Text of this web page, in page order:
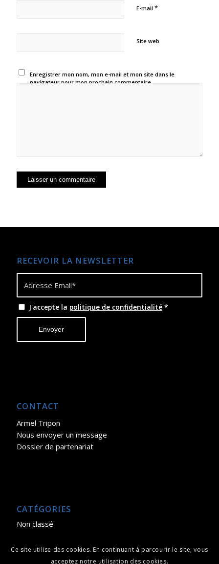
E-mail *
Site web
Enregistrer mon nom, mon e-mail et mon site dans le
navigateur pour mon prochain commentaire.
RECEVOIR LA NEWSLETTER
J'accepte la politique de confidentialité *
CONTACT
Armel Tripon
Nous envoyer un message
Dossier de partenariat
CATÉGORIES
Non classé
Ce site utilise des cookies. En continuant à parcourir le site, vous
acceptez notre utilisation des cookies.